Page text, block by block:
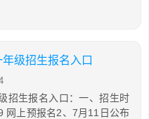
级招生报名入口
招生报名入口：一、招生时
上预报名2、7月11日公布